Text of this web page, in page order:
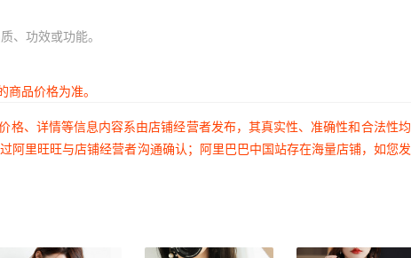
、功效或功能。
品价格为准。
、详情等信息内容系由店铺经营者发布，其真实性、准确性和合法性
里旺旺与店铺经营者沟通确认；阿里巴巴中国站存在海量店铺，如您